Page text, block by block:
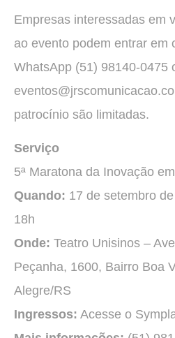
Empresas interessadas em
ao evento podem entrar em
WhatsApp (51) 98140-0475
patrocínio são limitadas.
Serviço
5ª Maratona da Inovação
Quando: 17 de setembro
18h
Onde: Teatro Unisinos –
Peçanha, 1600, Bairro Boa
Alegre/RS
Ingressos: Acesse o